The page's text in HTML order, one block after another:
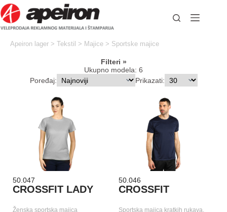
Skip
to
content
Apeiron lager > Tekstil > Majice > Sportske majice
Filteri
Ukupno modela: 6
Poređaj:
Prikazati:
50.047
CROSSFIT LADY
Ženska sportska majica
50.046
CROSSFIT
Sportska majica kratkih rukava,